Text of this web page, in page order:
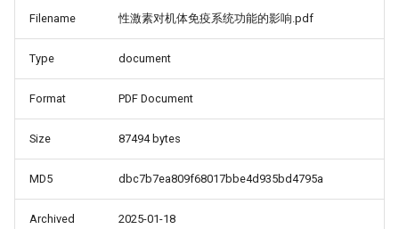
Filename 性激素对机体免疫系统功能的影响.pdf
Type document
Format PDF Document
Size 87494 bytes
MD5 dbc7b7ea809f68017bbe4d935bd4795a
Archived
2025-01-18